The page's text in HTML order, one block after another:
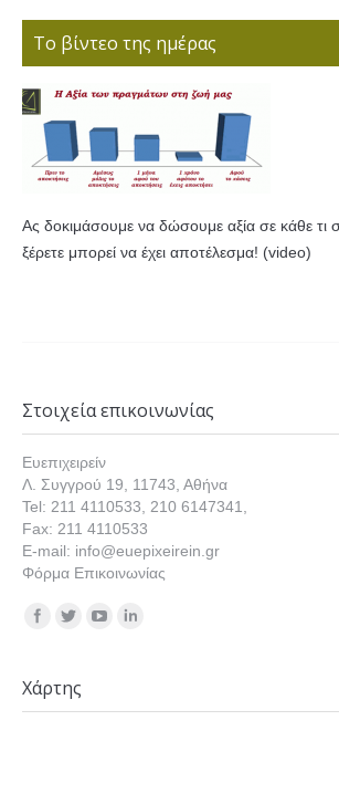
Το βίντεο της ημέρας
Ας δοκιμάσουμε να δώσουμε αξία σε κάθε
ξέρετε μπορεί να έχει αποτέλεσμα! (video)
Στοιχεία επικοινωνίας
Ευεπιχειρείν
Λ. Συγγρού 19, 11743, Αθήνα
Tel: 211 4110533, 210 6147341,
Fax: 211 4110533
E-mail: info@euepixeirein.gr
Φόρμα Επικοινωνίας
Find us on:
Χάρτης